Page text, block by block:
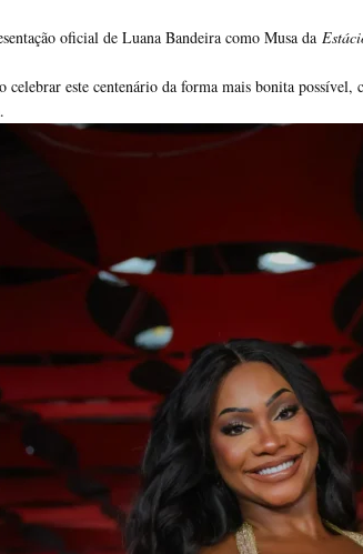
oficial de Luana Bandeira como Musa da
celebrar este centenário da forma mais bonita